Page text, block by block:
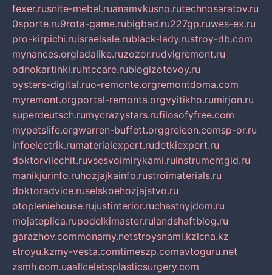
fexer.rusnite-mebel.ruanamvkusno.rutechnosaratov.ru
0sporte.ru9rota-game.rubigbad.ru227gp.ruwes-ex.ru
pro-kirpichi.ruisraelsale.rublack-lady.rustroy-db.com
mynances.orgladalike.ruzozor.rudvigremont.ru
odnokartinki.ruhtccare.rublogizotovoy.ru
oysters-digital.ruo-remonte.orgremontdoma.com
myremont.orgportal-remonta.orgvyitikho.rumirjon.ru
superdeutsch.rumycrazystars.rufilosofyfree.com
mypetslife.orgwarren-buffett.orggreleon.comsp-or.ru
infoelectrik.rumaterialexpert.rudetkiexpert.ru
doktorvilechit.ruvsesvoimirykami.ruinstrumentgid.ru
manikjurinfo.ruhozjajkainfo.rustroimaterials.ru
doktoradvice.ruselskoehozjajstvo.ru
otopleniehouse.rujustinterior.ruchastnyjdom.ru
mojateplica.rupodelkimaster.rulandshaftblog.ru
garazhov.commonamy.netstroysnami.kzlcna.kz
stroyu.kzmy-vesta.comtimeszp.comavtoguru.net
zsmh.com.uaallcelebsplasticsurgery.com